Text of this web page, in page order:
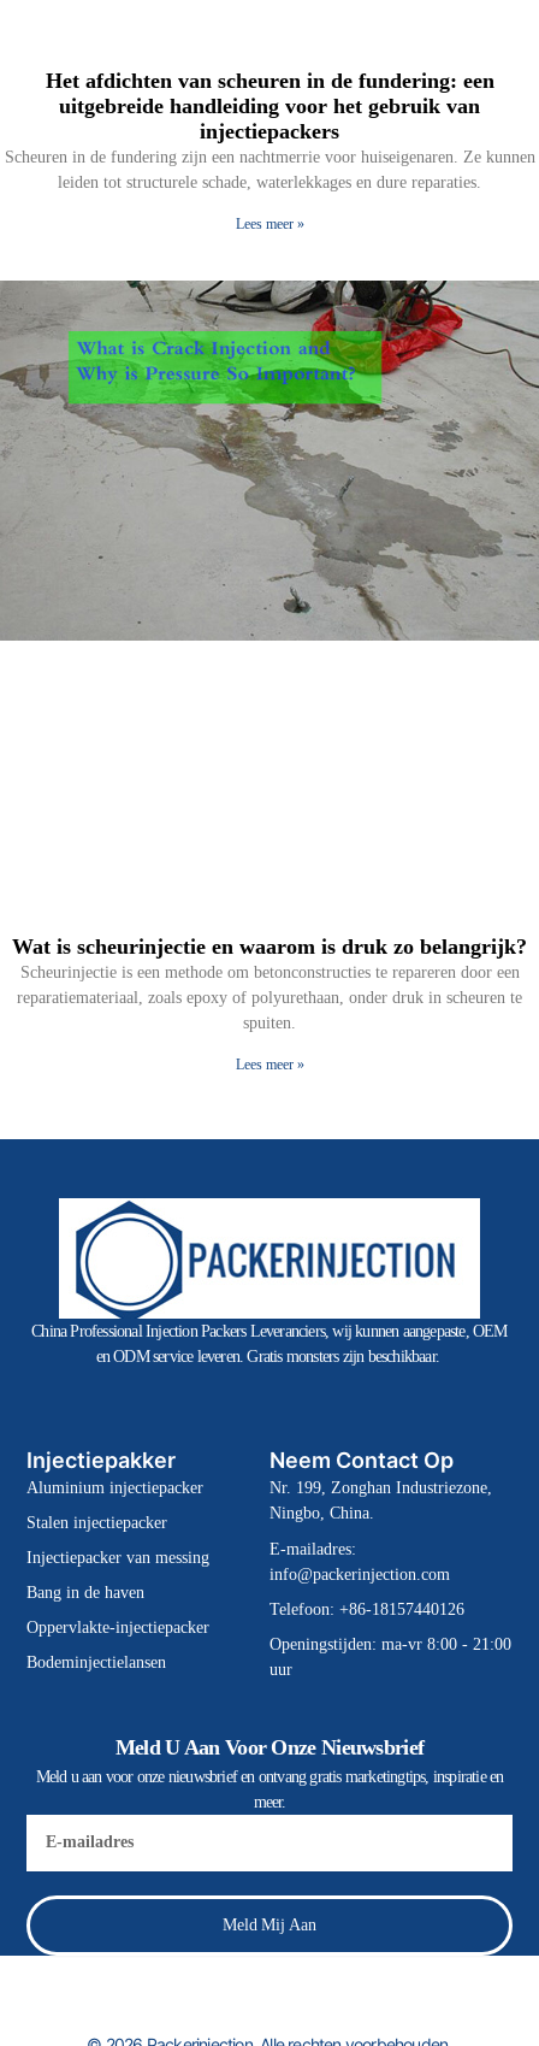
Het afdichten van scheuren in de fundering: een
uitgebreide handleiding voor het gebruik van
injectiepackers
Scheuren in de fundering zijn een nachtmerrie voor huiseigenaren. Ze kunnen
leiden tot structurele schade, waterlekkages en dure reparaties.
Lees meer »
Wat is scheurinjectie en waarom is druk zo belangrijk?
Scheurinjectie is een methode om betonconstructies te repareren door een
reparatiemateriaal, zoals epoxy of polyurethaan, onder druk in scheuren te
spuiten.
Lees meer »
China Professional Injection Packers Leveranciers, wij kunnen aangepaste, OEM
en ODM service leveren. Gratis monsters zijn beschikbaar.
Injectiepakker
Aluminium injectiepacker
Stalen injectiepacker
Injectiepacker van messing
Bang in de haven
Oppervlakte-injectiepacker
Bodeminjectielansen
Neem Contact Op
Nr. 199, Zonghan Industriezone,
Ningbo, China.
E-mailadres:
info@packerinjection.com
Telefoon: +86-18157440126
Openingstijden: ma-vr 8:00 - 21:00
uur
Meld U Aan Voor Onze Nieuwsbrief
Meld u aan voor onze nieuwsbrief en ontvang gratis marketingtips, inspiratie en
meer.
mail
Meld Mij Aan